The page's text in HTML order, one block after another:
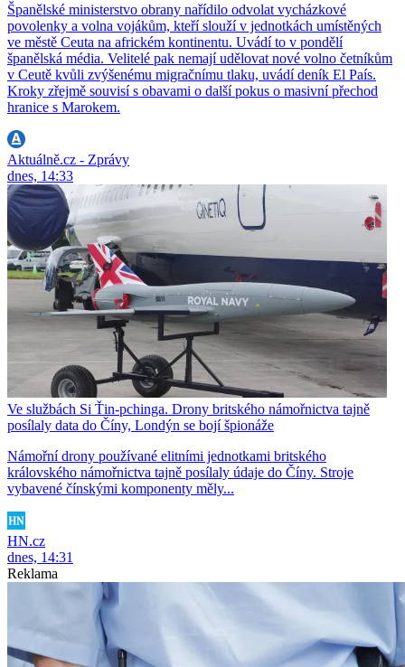
Španělské ministerstvo obrany nařídilo odvolat vycházkové
povolenky a volna vojákům, kteří slouží v jednotkách umístěných
ve městě Ceuta na africkém kontinentu. Uvádí to v pondělí
španělská média. Velitelé pak nemají udělovat nové volno četníkům
v Ceutě kvůli zvýšenému migračnímu tlaku, uvádí deník El País.
Kroky zřejmě souvisí s obavami o další pokus o masivní přechod
hranice s Marokem.
Aktuálně.cz - Zprávy
dnes, 14:33
Ve službách Si Ťin-pchinga. Drony britského námořnictva tajně
posílaly data do Číny, Londýn se bojí špionáže
Námořní drony používané elitními jednotkami britského
královského námořnictva tajně posílaly údaje do Číny. Stroje
vybavené čínskými komponenty měly...
HN.cz
dnes, 14:31
Reklama